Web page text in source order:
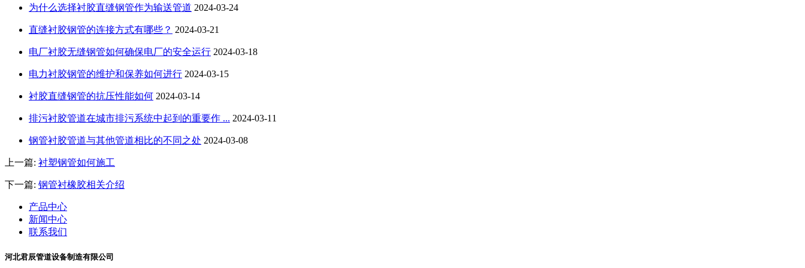
为什么选择衬胶直缝钢管作为输送管道 2024-03-24
直缝衬胶钢管的连接方式有哪些？ 2024-03-21
电厂衬胶无缝钢管如何确保电厂的安全运行 2024-03-18
电力衬胶钢管的维护和保养如何进行 2024-03-15
衬胶直缝钢管的抗压性能如何 2024-03-14
排污衬胶管道在城市排污系统中起到的重要作 ... 2024-03-11
钢管衬胶管道与其他管道相比的不同之处 2024-03-08
上一篇: 衬塑钢管如何施工
下一篇: 钢管衬橡胶相关介绍
产品中心
新闻中心
联系我们
河北君辰管道设备制造有限公司